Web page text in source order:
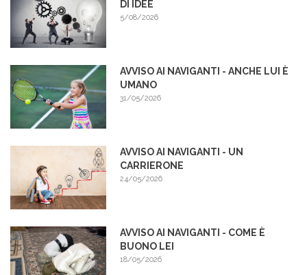
DI IDEE
5/08/2026
AVVISO AI NAVIGANTI - ANCHE LUI È
UMANO
31/05/2026
AVVISO AI NAVIGANTI - UN
CARRIERONE
24/05/2026
AVVISO AI NAVIGANTI - COME È
BUONO LEI
18/05/2026